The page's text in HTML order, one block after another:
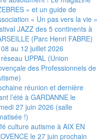
» et un guide de
« Un pas vers la vie »
JAZZ des 5 continents à
(Parc Henri FABRE)
au 12 juillet 2026
UPPAL (Union
des Professionnels de
réunion et dernière
l’été à GARDANNE le
27 juin 2026 (salle
!)
culture autisme à AIX EN
le 27 juin prochain